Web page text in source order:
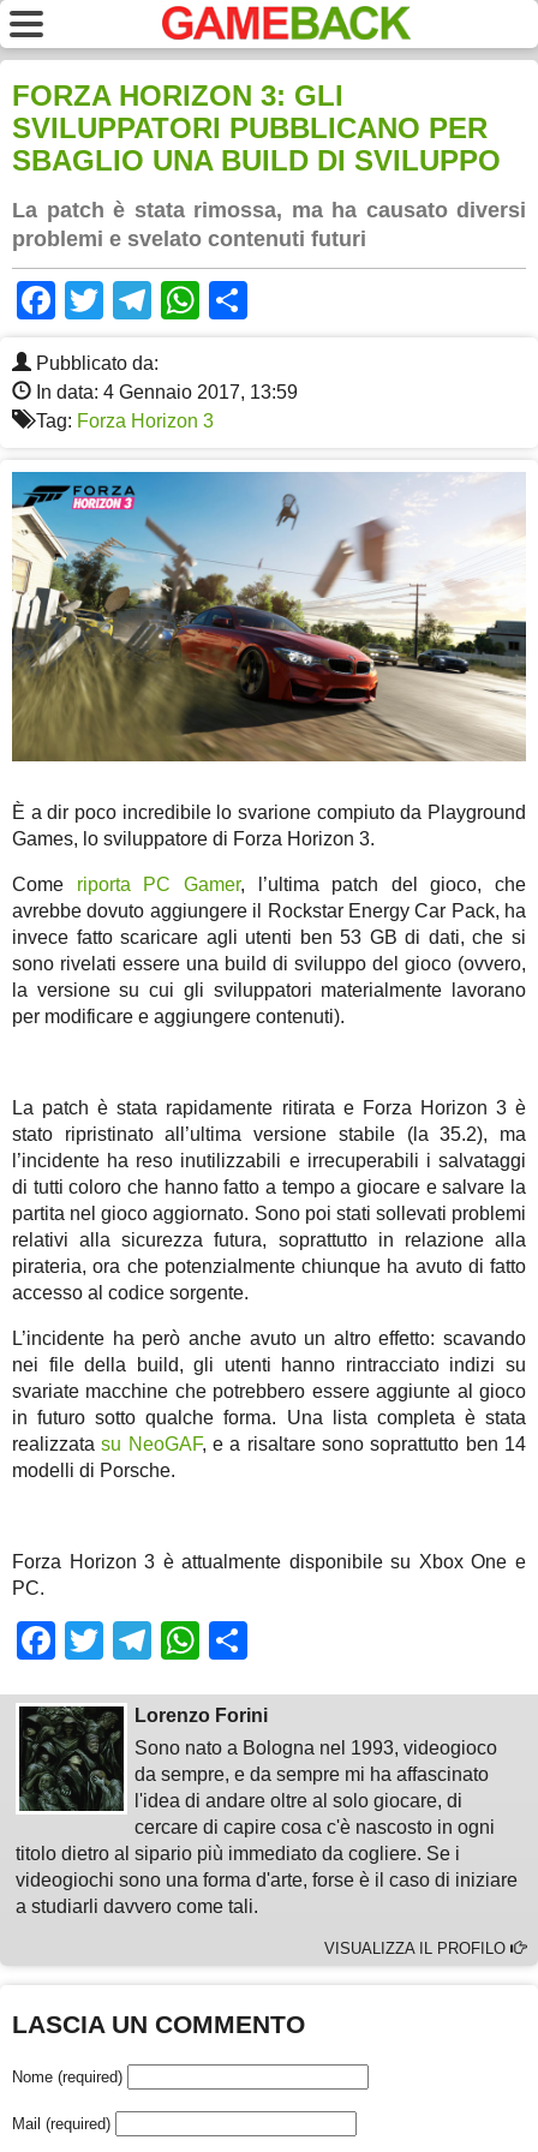
FORZA HORIZON 3: GLI
SVILUPPATORI PUBBLICANO PER
SBAGLIO UNA BUILD DI SVILUPPO
La patch è stata rimossa, ma ha causato diversi
problemi e svelato contenuti futuri
Facebook
TwitterTelegram
WhatsApp
Pubblicato da:
In data: 4 Gennaio 2017, 13:59
Tag: Forza Horizon 3
È a dir poco incredibile lo svarione compiuto da Playground
Games, lo sviluppatore di Forza Horizon 3.
Come riporta PC Gamer, l’ultima patch del gioco, che
avrebbe dovuto aggiungere il Rockstar Energy Car Pack, ha
invece fatto scaricare agli utenti ben 53 GB di dati, che si
sono rivelati essere una build di sviluppo del gioco (ovvero,
la versione su cui gli sviluppatori materialmente lavorano
per modificare e aggiungere contenuti).
La patch è stata rapidamente ritirata e Forza Horizon 3 è
stato ripristinato all’ultima versione stabile (la 35.2), ma
l’incidente ha reso inutilizzabili e irrecuperabili i salvataggi
di tutti coloro che hanno fatto a tempo a giocare e salvare la
partita nel gioco aggiornato. Sono poi stati sollevati problemi
relativi alla sicurezza futura, soprattutto in relazione alla
pirateria, ora che potenzialmente chiunque ha avuto di fatto
accesso al codice sorgente.
L’incidente ha però anche avuto un altro effetto: scavando
nei file della build, gli utenti hanno rintracciato indizi su
svariate macchine che potrebbero essere aggiunte al gioco
in futuro sotto qualche forma. Una lista completa è stata
realizzatasu NeoGAF, e a risaltare sono soprattutto ben 14
modelli di Porsche.
Forza Horizon 3 è attualmente disponibile su Xbox One e
PC.
Facebook
TwitterTelegram
WhatsApp
Lorenzo Forini
Sono nato a Bologna nel 1993, videogioco
da sempre, e da sempre mi ha affascinato
l'idea di andare oltre al solo giocare, di
cercare di capire cosa c'è nascosto in ogni
titolo dietro al sipario più immediato da cogliere. Se i
videogiochi sono una forma d'arte, forse è il caso di iniziare
a studiarli davvero come tali.
VISUALIZZA IL PROFILO
LASCIA UN COMMENTO
Nome (required)
Mail (required)